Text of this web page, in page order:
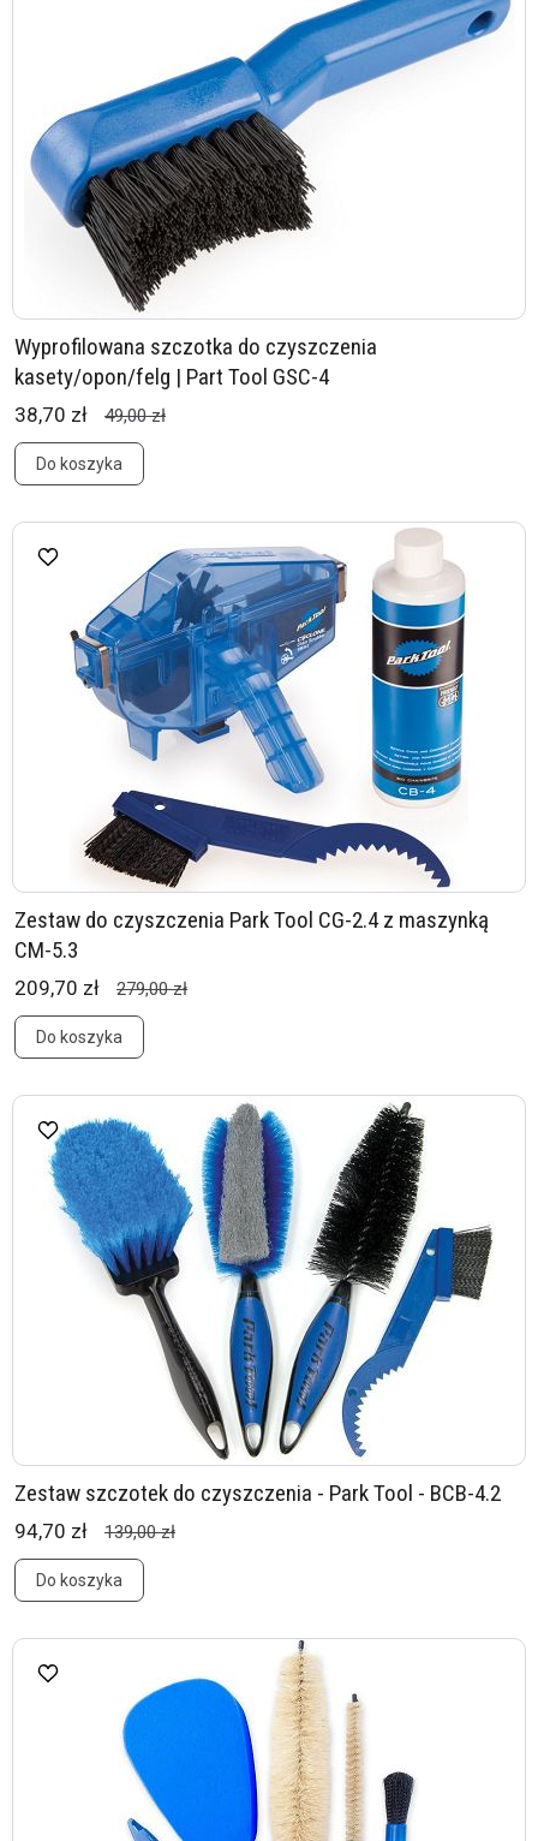
Wyprofilowana szczotka do czyszczenia
kasety/opon/felg | Part Tool GSC-4
38,70 zł 49,00 zł
Do koszyka
Zestaw do czyszczenia Park Tool CG-2.4 z maszynką
CM-5.3
209,70 zł 279,00 zł
Do koszyka
Zestaw szczotek do czyszczenia - Park Tool - BCB-4.2
94,70 zł 139,00 zł
Do koszyka